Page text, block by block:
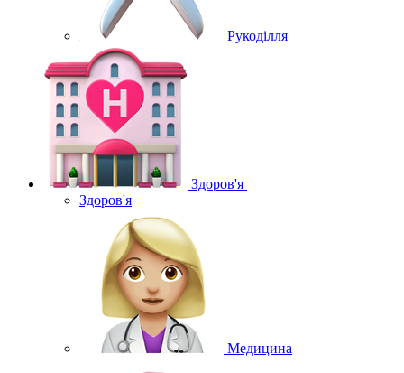
Рукоділля
Здоров'я
Здоров'я
Медицина